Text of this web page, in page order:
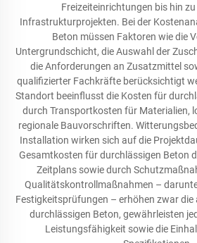
Freizeiteinrichtungen bis hin
Infrastrukturprojekten. Bei der
Beton müssen Faktoren wie die
Untergrundschicht, die Auswahl der
die Anforderungen an Zusatzmittel
qualifizierter Fachkräfte berücksichtigt
Standort beeinflusst die Kosten für
durch Transportkosten für Materialien,
regionale Bauvorschriften.
Installation wirken sich auf die
Gesamtkosten für durchlässigen Beton
Zeitplans sowie durch
Qualitätskontrollmaßnahmen –
Festigkeitsprüfungen – erhöhen zwar
durchlässigen Beton, gewährleisten
Leistungsfähigkeit sowie die